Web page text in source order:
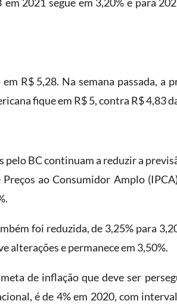
R$ 5,28. Na semana passada, a
fique em R$ 5, contra R$ 4,83
BC continuam a reduzir a
ao Consumidor Amplo
foi reduzida, de 3,25% para
alterações e permanece em 3,50%.
de inflação que deve ser
é de 4% em 2020, com